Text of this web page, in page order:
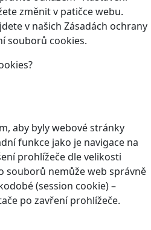
změnit v patičce webu.
v našich Zásadách ochrany
souborů cookies.
aby byly webové stránky
funkce jako je navigace na
prohlížeče dle velikosti
souborů nemůže web správně
(session cookie) –
po zavření prohlížeče.